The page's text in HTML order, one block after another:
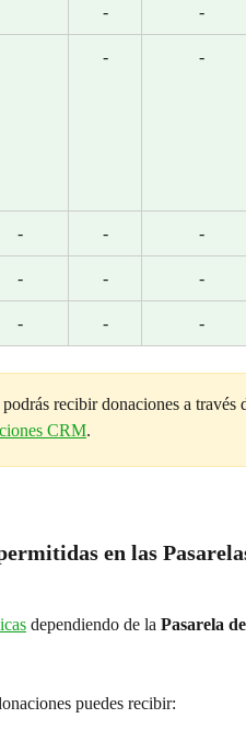
- -
- -
- - -
- - -
- - -
recibir donaciones a través
CRM.
en las
dependiendo de la Pasarela
puedes recibir: